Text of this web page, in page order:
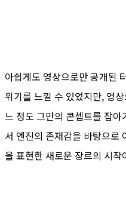
아쉽게도 영상으로만 공개된
위기를 느낄 수 있었지만, 영
느 정도 그만의 콘셉트를 잡
서 엔진의 존재감을 바탕으로
을 표현한 새로운 장르의 시작